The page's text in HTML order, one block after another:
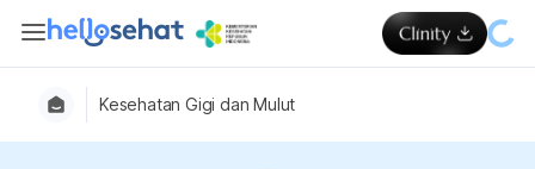
Kesehatan Gigi dan Mulut